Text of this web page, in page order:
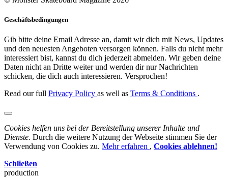
Geschäftsbedingungen
Gib bitte deine Email Adresse an, damit wir dich mit News, Updates
und den neuesten Angeboten versorgen können. Falls du nicht mehr
interessiert bist, kannst du dich jederzeit abmelden. Wir geben deine
Daten nicht an Dritte weiter und werden dir nur Nachrichten
schicken, die dich auch interessieren. Versprochen!
Read our full Privacy Policy as well as Terms & Conditions .
Cookies helfen uns bei der Bereitstellung unserer Inhalte und
Dienste. Durch die weitere Nutzung der Webseite stimmen Sie der
Verwendung von Cookies zu. Mehr erfahren , Cookies ablehnen!
Schließen
production